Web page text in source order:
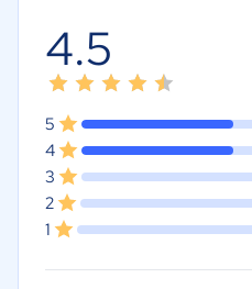
4.5
5
4
3
2
1